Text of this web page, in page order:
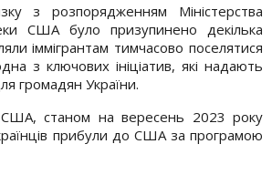
з розпорядженням Міністерства
США було призупинено декілька
іммігрантам тимчасово поселятися
з ключових ініціатив, які надають
громадян України.
станом на вересень 2023 року
прибули до США за програмою